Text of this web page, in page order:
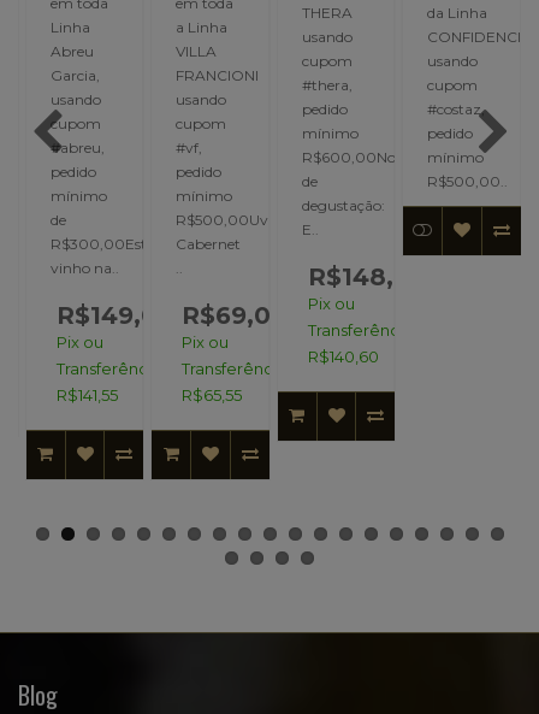
Linha
Abreu
Garcia,
usando
cupom
#abreu,
pedido
mínimo
de
R$300,00Este
vinho na..
R$149,00
Pix ou
Transferência:
R$141,55
a Linha
VILLA
FRANCIONI
usando
cupom
#vf,
pedido
mínimo
R$500,00Uvas:
Cabernet
R$69,00
Pix ou
Transferência:
R$65,55
THERA
usando
cupom
#thera,
pedido
mínimo
R$600,00Notas
de
degustação:
E..
R$148,00
Pix ou
Transferência:
R$140,60
da Linha
usando
cupom
#costaz,
pedido
mínimo
R$500,00..
Blog